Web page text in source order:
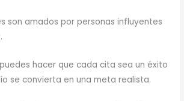
son amados por personas influyentes
hacer que cada cita sea un éxito
se convierta en una meta realista.